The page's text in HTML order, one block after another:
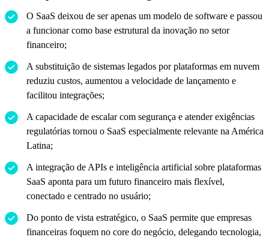
O SaaS deixou de ser apenas um modelo de software e passou
a funcionar como base estrutural da inovação no setor
financeiro;
A substituição de sistemas legados por plataformas em nuvem
reduziu custos, aumentou a velocidade de lançamento e
facilitou integrações;
A capacidade de escalar com segurança e atender exigências
regulatórias tornou o SaaS especialmente relevante na América
Latina;
A integração de APIs e inteligência artificial sobre plataformas
SaaS aponta para um futuro financeiro mais flexível,
conectado e centrado no usuário;
Do ponto de vista estratégico, o SaaS permite que empresas
financeiras foquem no core do negócio, delegando tecnologia,